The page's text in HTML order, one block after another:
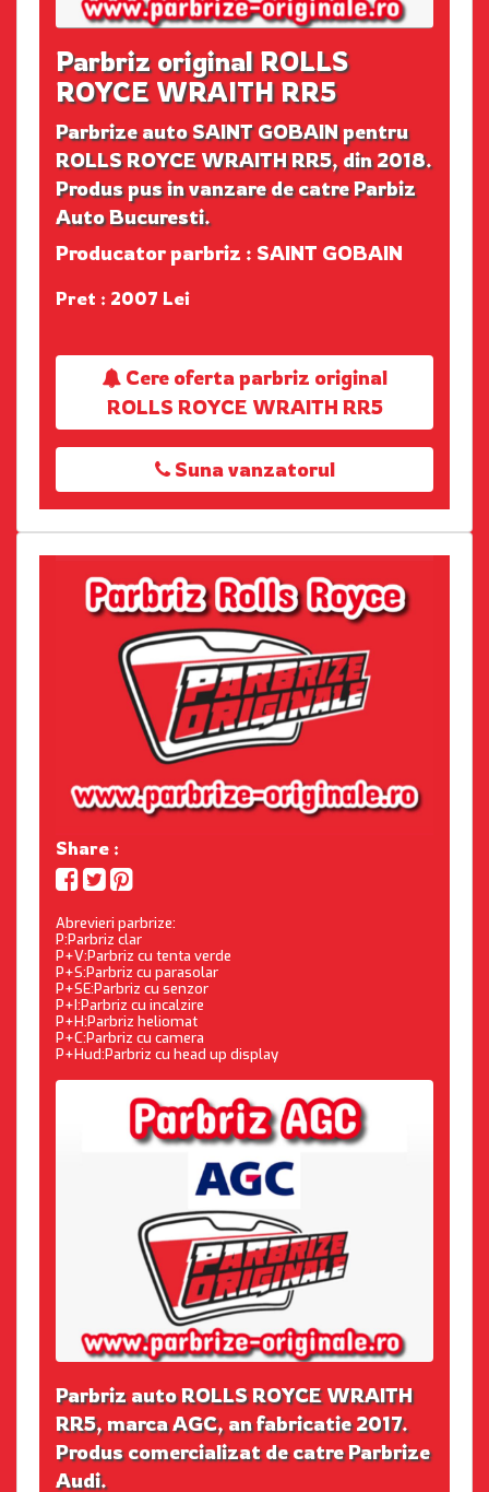
Parbriz original ROLLS
ROYCE WRAITH RR5
Parbrize auto SAINT GOBAIN pentru
ROLLS ROYCE WRAITH RR5, din 2018.
Produs pus in vanzare de catre Parbiz
Auto Bucuresti.
Producator parbriz : SAINT GOBAIN
Pret : 2007 Lei
Cere oferta parbriz original
ROLLS ROYCE WRAITH RR5
Suna vanzatorul
Share :
Abrevieri parbrize:
P:Parbriz clar
P+V:Parbriz cu tenta verde
P+S:Parbriz cu parasolar
P+SE:Parbriz cu senzor
P+I:Parbriz cu incalzire
P+H:Parbriz heliomat
P+C:Parbriz cu camera
P+Hud:Parbriz cu head up display
Parbriz auto ROLLS ROYCE WRAITH
RR5, marca AGC, an fabricatie 2017.
Produs comercializat de catre Parbrize
Audi.